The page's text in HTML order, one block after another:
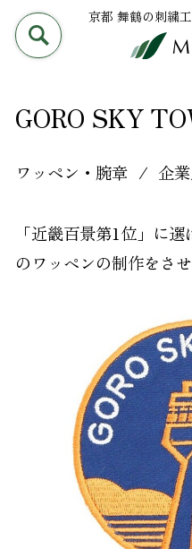
京都 舞鶴の刺繍
設備につい
採用情報
お知らせ
オンライン
PRODUCT 加工事
OEM
GORO SKY
ワッペン・腕章 企
「近畿百景第1位」に
のワッペンの制作をさ